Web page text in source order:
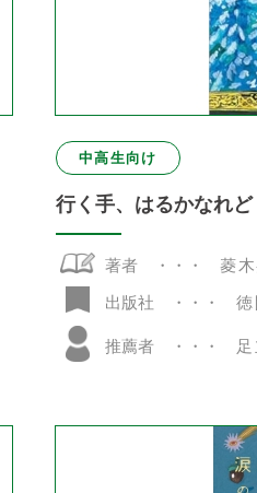
中高生向け
行く手、はるかなれ
著者
菱
出版社
推薦者